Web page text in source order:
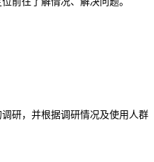
研，并根据调研情况及使用人群